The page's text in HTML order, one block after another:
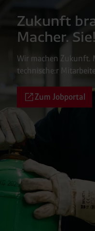
Zukunft
Macher. Sie!
Wir machen Zukunft.
technische:r
Zum Jobportal